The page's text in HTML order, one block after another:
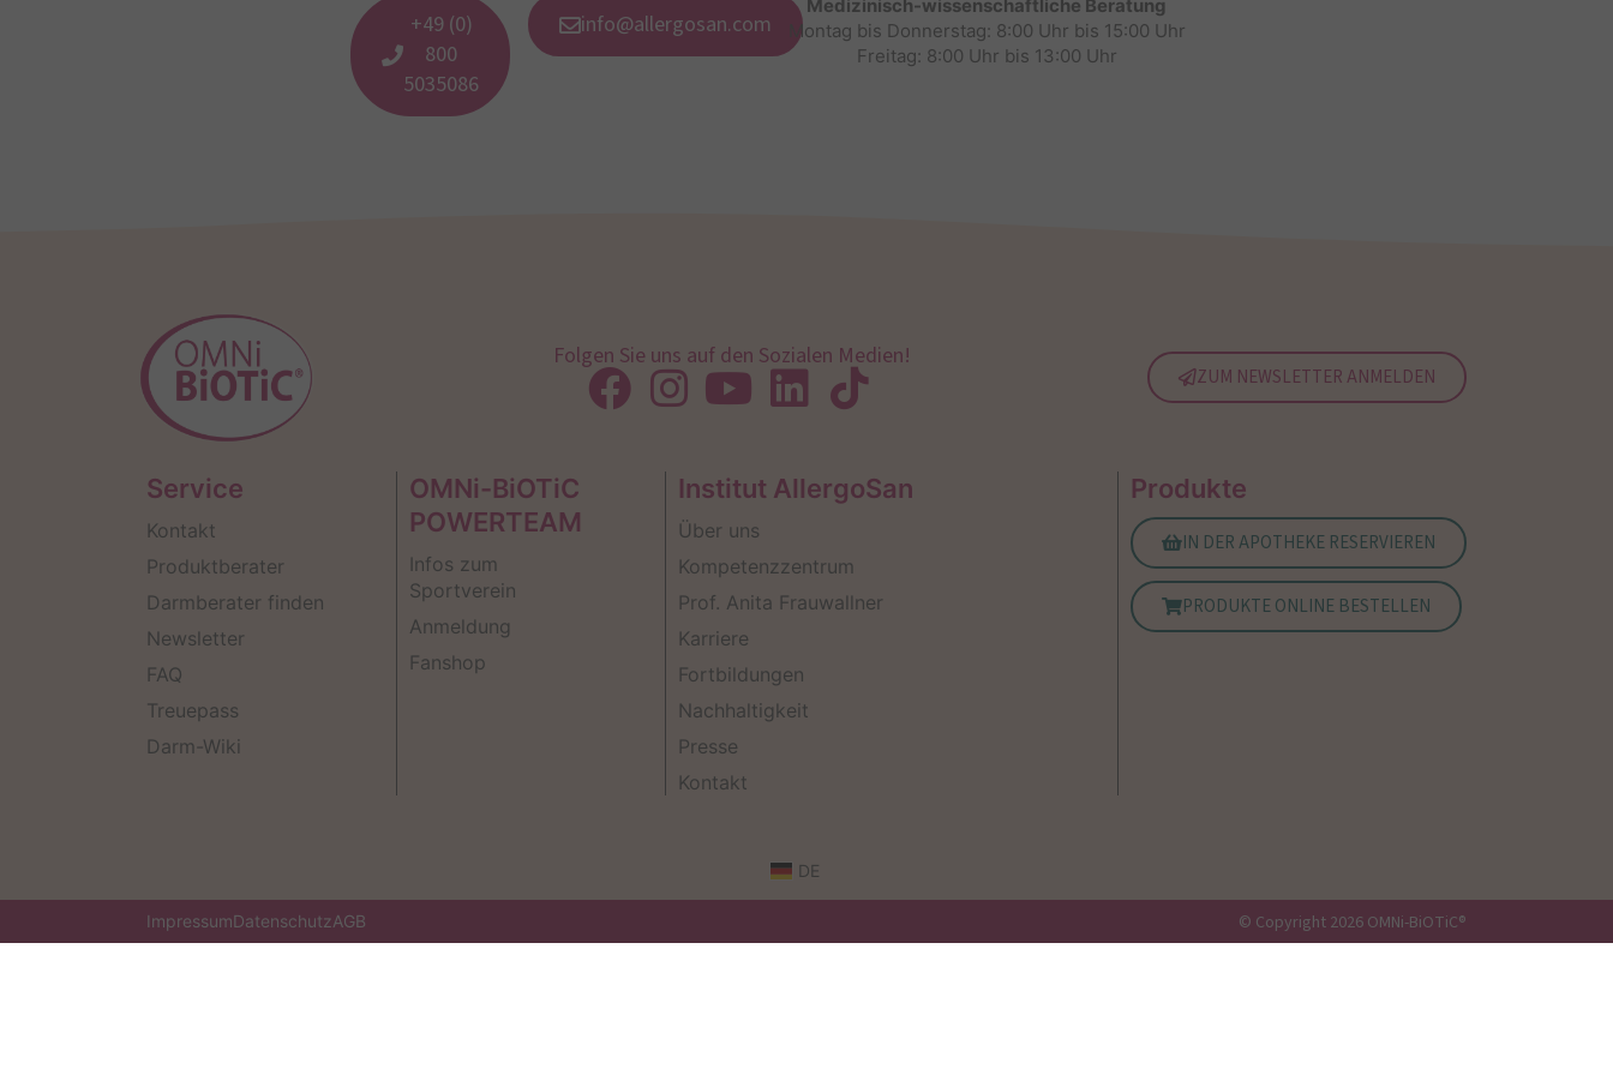
+49 (0)
800
5035086
info@allergosan.com
Medizinisch-wissenschaftliche Beratung
Montag bis Donnerstag: 8:00 Uhr bis 15:00 Uhr
Freitag: 8:00 Uhr bis 13:00 Uhr
Folgen Sie uns auf den Sozialen Medien!
ZUM NEWSLETTER ANMELDEN
Service
Kontakt
Produktberater
Darmberater finden
Newsletter
FAQ
Treuepass
Darm-Wiki
OMNi-BiOTiC
POWERTEAM
Infos zum
Sportverein
Anmeldung
Fanshop
Institut AllergoSan
Über uns
Kompetenzzentrum
Prof. Anita Frauwallner
Karriere
Fortbildungen
Nachhaltigkeit
Presse
Kontakt
Produkte
IN DER APOTHEKE RESERVIEREN
PRODUKTE ONLINE BESTELLEN
DE
ImpressumDatenschutzAGB © Copyright 2026 OMNi-BiOTiC®